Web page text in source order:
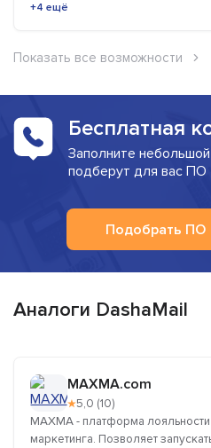
+4 ещё
Показать все возможности
Бесплатная
Заполните
подберут для вас ПО
Подобрать ПО
Аналоги DashaMail
MAXMA.com
★5,0 (10)
MAXMA - платформа лояльности
маркетинга. Позволяет